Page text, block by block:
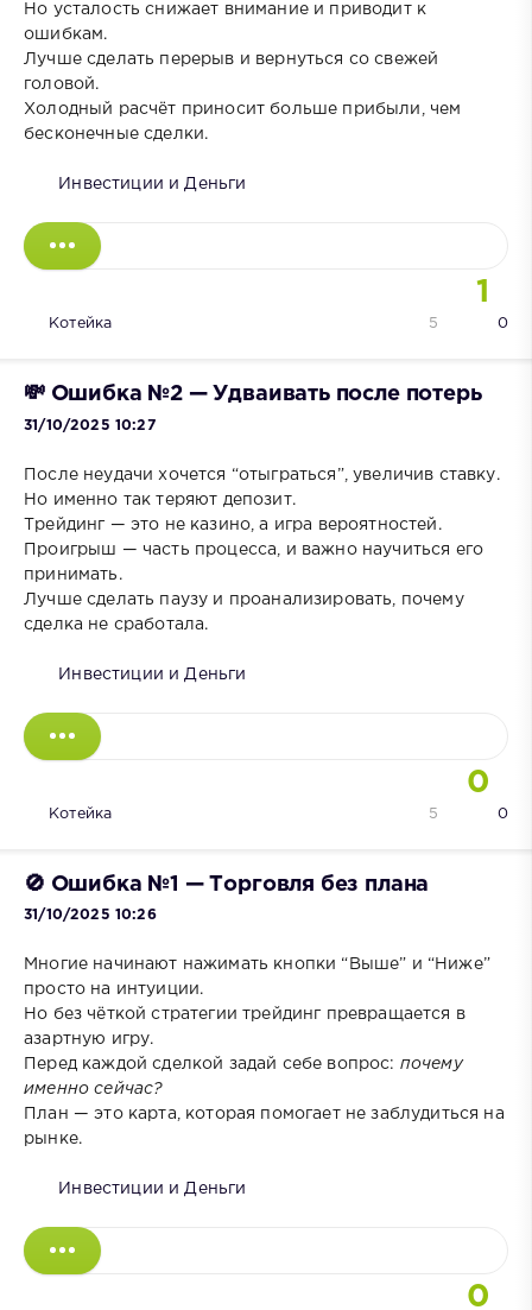
Но усталость снижает внимание и приводит к
ошибкам.
Лучше сделать перерыв и вернуться со свежей
головой.
Холодный расчёт приносит больше прибыли, чем
бесконечные сделки.
Инвестиции и Деньги
1
Котейка 0
5
💸 Ошибка №2 — Удваивать после потерь
31/10/2025 10:27
После неудачи хочется “отыграться”, увеличив ставку.
Но именно так теряют депозит.
Трейдинг — это не казино, а игра вероятностей.
Проигрыш — часть процесса, и важно научиться его
принимать.
Лучше сделать паузу и проанализировать, почему
сделка не сработала.
Инвестиции и Деньги
0
Котейка 0
5
🚫 Ошибка №1 — Торговля без плана
31/10/2025 10:26
Многие начинают нажимать кнопки “Выше” и “Ниже”
просто на интуиции.
Но без чёткой стратегии трейдинг превращается в
азартную игру.
Перед каждой сделкой задай себе вопрос: почему
именно сейчас?
План — это карта, которая помогает не заблудиться на
рынке.
Инвестиции и Деньги
0